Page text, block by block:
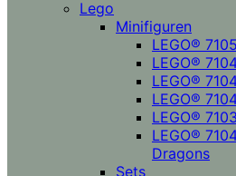
Lego
Minifiguren
LEGO®
LEGO®
LEGO®
LEGO®
LEGO®
LEGO®
Dragons
Sets